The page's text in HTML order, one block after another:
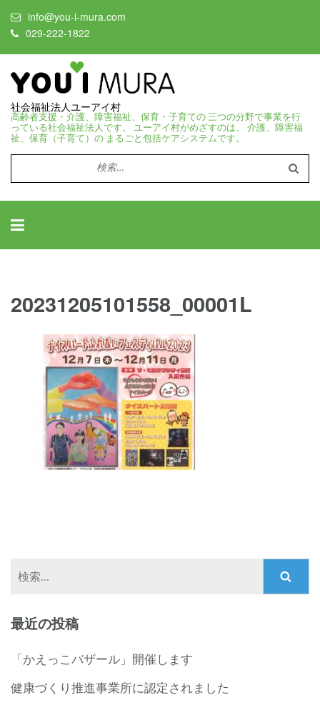
info@you-i-mura.com
029-222-1822
社会福祉法人ユーアイ村
高齢者支援・介護、障害福祉、保育・子育ての 三つの分野で事業を行
っている社会福祉法人です。 ユーアイ村がめざすのは、 介護、障害福
祉、保育（子育て）の まるごと包括ケアシステムです。
検
索:
20231205101558_00001L
最近の投稿
「かえっこバザール」開催します
健康づくり推進事業所に認定されました